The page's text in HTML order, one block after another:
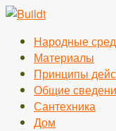
Перейти
контентуНародные
Материалы
Принципы
Общие
Сантехника
Дом